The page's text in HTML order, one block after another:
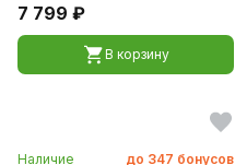
7 799 ₽
В корзину
Наличие до 347 бонусов